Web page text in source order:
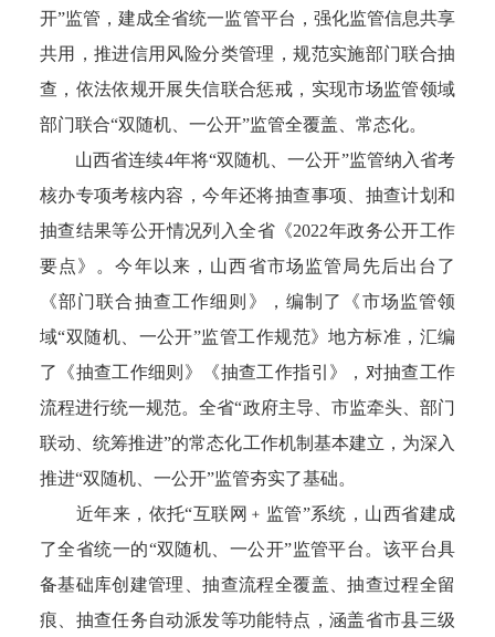
开”监管，建成全省统一监管平台，强化监管信息共享
共用，推进信用风险分类管理，规范实施部门联合抽
查，依法依规开展失信联合惩戒，实现市场监管领域
部门联合“双随机、一公开”监管全覆盖、常态化。
山西省连续4年将“双随机、一公开”监管纳入省考
核办专项考核内容，今年还将抽查事项、抽查计划和
抽查结果等公开情况列入全省《2022年政务公开工作
要点》。今年以来，山西省市场监管局先后出台了
《部门联合抽查工作细则》，编制了《市场监管领
域“双随机、一公开”监管工作规范》地方标准，汇编
了《抽查工作细则》《抽查工作指引》，对抽查工作
流程进行统一规范。全省“政府主导、市监牵头、部门
联动、统筹推进”的常态化工作机制基本建立，为深入
推进“双随机、一公开”监管夯实了基础。
近年来，依托“互联网﹢监管”系统，山西省建成
了全省统一的“双随机、一公开”监管平台。该平台具
备基础库创建管理、抽查流程全覆盖、抽查过程全留
痕、抽查任务自动派发等功能特点，涵盖省市县三级